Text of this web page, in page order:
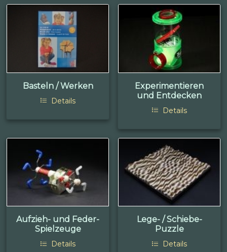
Basteln / Werken
Details
Experimentieren
und Entdecken
Details
Aufzieh- und Feder-
Spielzeuge
Details
Lege- / Schiebe-
Puzzle
Details